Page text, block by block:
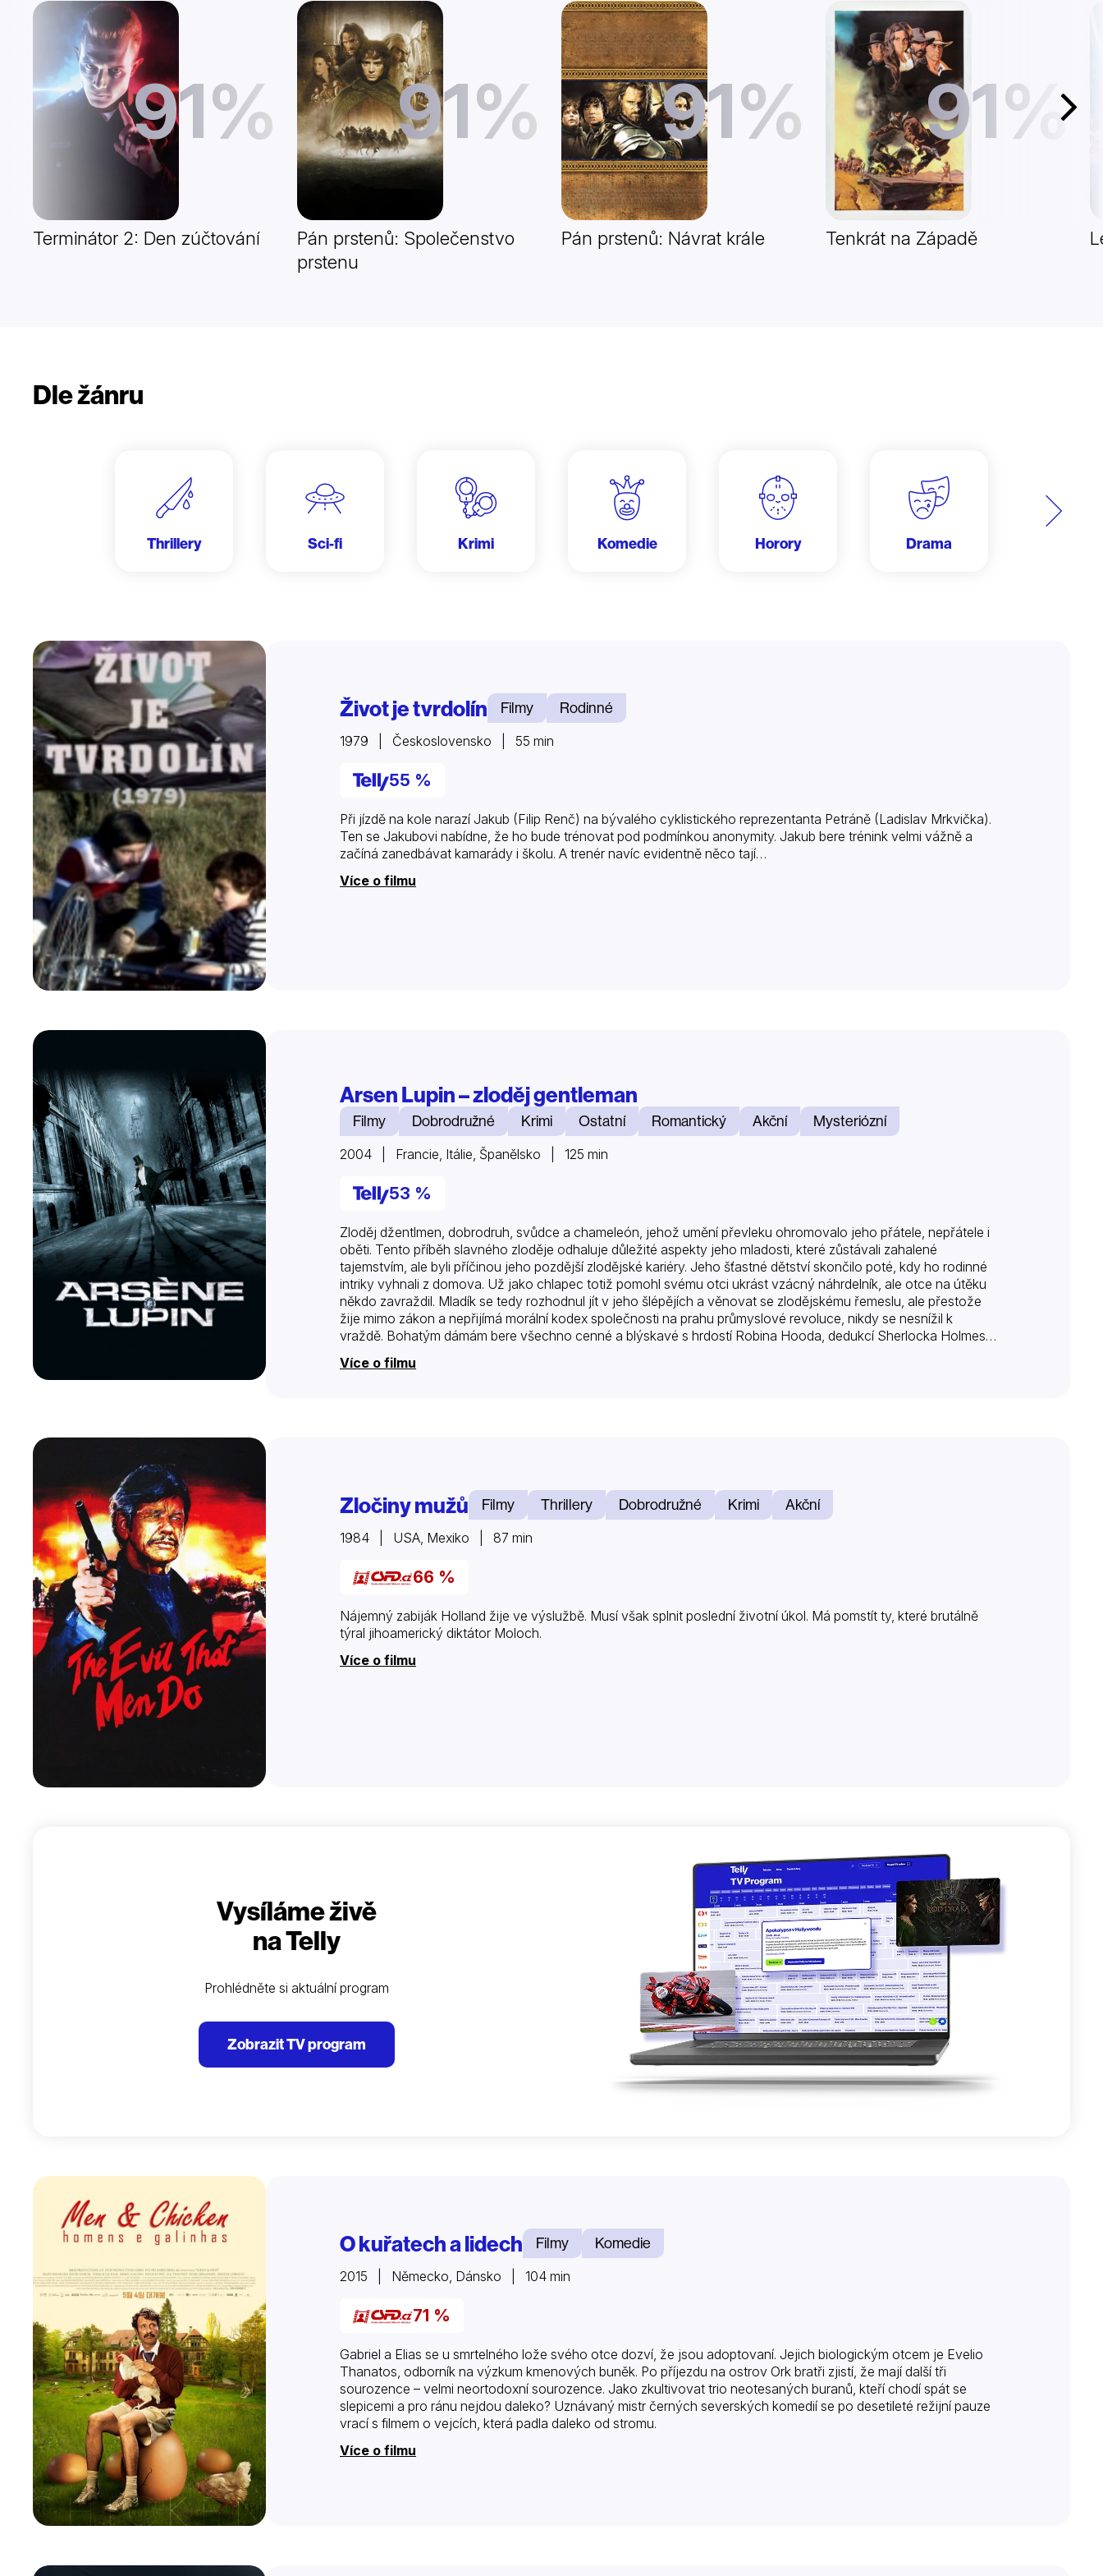
Další
91%
Terminátor 2: Den zúčtování
91%
Pán prstenů: Společenstvo
prstenu
91%
Pán prstenů: Návrat krále
91%
Tenkrát na Západě
Dle žánru
Další
Thrillery
Sci-fi Krimi Komedie Horory Drama
Život je tvrdolín Filmy Rodinné
1979 | Československo | 55 min
55 %
Při jízdě na kole narazí Jakub (Filip Renč) na bývalého cyklistického reprezentanta Petráně (Ladislav Mrkvička).
Ten se Jakubovi nabídne, že ho bude trénovat pod podmínkou anonymity. Jakub bere trénink velmi vážně a
začíná zanedbávat kamarády i školu. A trenér navíc evidentně něco tají…
Více o filmu
Arsen Lupin – zloděj gentleman
Filmy Dobrodružné Krimi Ostatní Romantický Akční Mysteriózní
2004 | Francie, Itálie, Španělsko | 125 min
53 %
Zloděj džentlmen, dobrodruh, svůdce a chameleón, jehož umění převleku ohromovalo jeho přátele, nepřátele i
oběti. Tento příběh slavného zloděje odhaluje důležité aspekty jeho mladosti, které zůstávali zahalené
tajemstvím, ale byli příčinou jeho pozdější zlodějské kariéry. Jeho šťastné dětství skončilo poté, kdy ho rodinné
intriky vyhnali z domova. Už jako chlapec totiž pomohl svému otci ukrást vzácný náhrdelník, ale otce na útěku
někdo zavraždil. Mladík se tedy rozhodnul jít v jeho šlépějích a věnovat se zlodějskému řemeslu, ale přestože
žije mimo zákon a nepřijímá morální kodex společnosti na prahu průmyslové revoluce, nikdy se nesnížil k
vraždě. Bohatým dámám bere všechno cenné a blýskavé s hrdostí Robina Hooda, dedukcí Sherlocka Holmese
a šarmem Dona Juana, a před zákonem se vždy skryje na…
Více o filmu
Zločiny mužů Filmy Thrillery Dobrodružné Krimi Akční
1984 | USA, Mexiko | 87 min
66 %
Nájemný zabiják Holland žije ve výslužbě. Musí však splnit poslední životní úkol. Má pomstít ty, které brutálně
týral jihoamerický diktátor Moloch.
Více o filmu
Vysíláme živě
na Telly
Prohlédněte si aktuální program
Zobrazit TV program
O kuřatech a lidech Filmy Komedie
2015 | Německo, Dánsko | 104 min
71 %
Gabriel a Elias se u smrtelného lože svého otce dozví, že jsou adoptovaní. Jejich biologickým otcem je Evelio
Thanatos, odborník na výzkum kmenových buněk. Po příjezdu na ostrov Ork bratři zjistí, že mají další tři
sourozence – velmi neortodoxní sourozence. Jako zkultivovat trio neotesaných buranů, kteří chodí spát se
slepicemi a pro ránu nejdou daleko? Uznávaný mistr černých severských komedií se po desetileté režijní pauze
vrací s filmem o vejcích, která padla daleko od stromu.
Více o filmu